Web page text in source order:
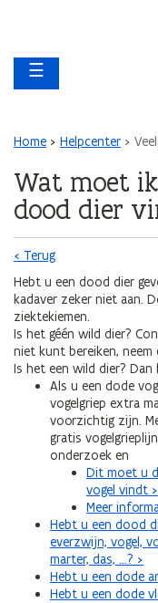
Main navigation
☰
Kruimelpad
Home Helpcenter
Wat moet
dood dier
< Terug
Hebt u een dood dier
kadaver zeker niet aan.
ziektekiemen.
Is het géén wild dier?
niet kunt bereiken,
Is het een wild dier?
Als u een dode
vogelgriep extra
voorzichtig zijn.
gratis
onderzoek en
Dit moet u
vogel vindt >
Meer
Hebt u een dood
everzwijn, vogel,
marter, das, …? >
Hebt u een dode
Hebt u een dode